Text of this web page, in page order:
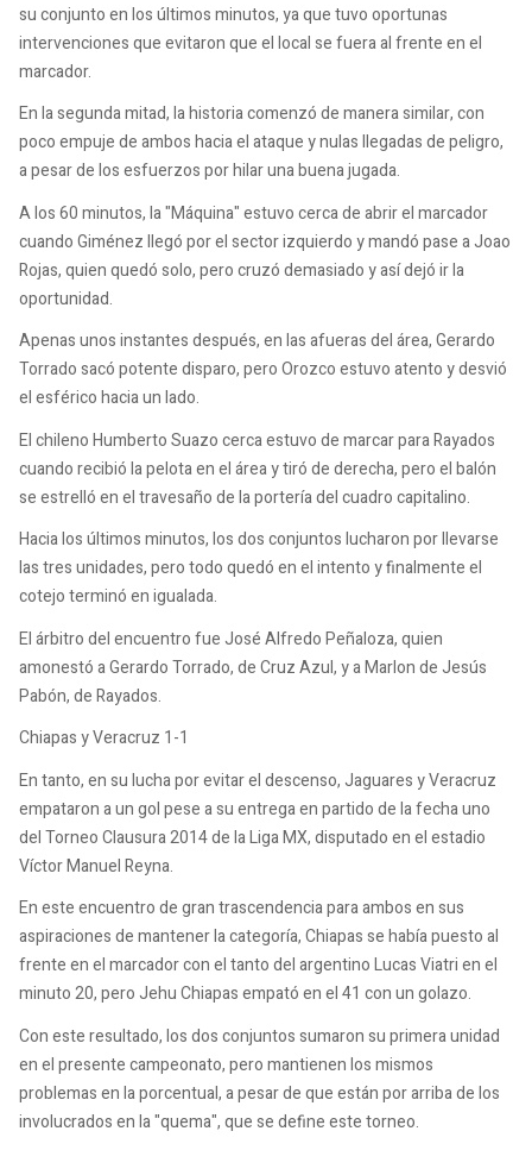
su conjunto en los últimos minutos, ya que tuvo oportunas
intervenciones que evitaron que el local se fuera al frente en el
marcador.
En la segunda mitad, la historia comenzó de manera similar, con
poco empuje de ambos hacia el ataque y nulas llegadas de peligro,
a pesar de los esfuerzos por hilar una buena jugada.
A los 60 minutos, la "Máquina" estuvo cerca de abrir el marcador
cuando Giménez llegó por el sector izquierdo y mandó pase a Joao
Rojas, quien quedó solo, pero cruzó demasiado y así dejó ir la
oportunidad.
Apenas unos instantes después, en las afueras del área, Gerardo
Torrado sacó potente disparo, pero Orozco estuvo atento y desvió
el esférico hacia un lado.
El chileno Humberto Suazo cerca estuvo de marcar para Rayados
cuando recibió la pelota en el área y tiró de derecha, pero el balón
se estrelló en el travesaño de la portería del cuadro capitalino.
Hacia los últimos minutos, los dos conjuntos lucharon por llevarse
las tres unidades, pero todo quedó en el intento y finalmente el
cotejo terminó en igualada.
El árbitro del encuentro fue José Alfredo Peñaloza, quien
amonestó a Gerardo Torrado, de Cruz Azul, y a Marlon de Jesús
Pabón, de Rayados.
Chiapas y Veracruz 1-1
En tanto, en su lucha por evitar el descenso, Jaguares y Veracruz
empataron a un gol pese a su entrega en partido de la fecha uno
del Torneo Clausura 2014 de la Liga MX, disputado en el estadio
Víctor Manuel Reyna.
En este encuentro de gran trascendencia para ambos en sus
aspiraciones de mantener la categoría, Chiapas se había puesto al
frente en el marcador con el tanto del argentino Lucas Viatri en el
minuto 20, pero Jehu Chiapas empató en el 41 con un golazo.
Con este resultado, los dos conjuntos sumaron su primera unidad
en el presente campeonato, pero mantienen los mismos
problemas en la porcentual, a pesar de que están por arriba de los
involucrados en la "quema", que se define este torneo.